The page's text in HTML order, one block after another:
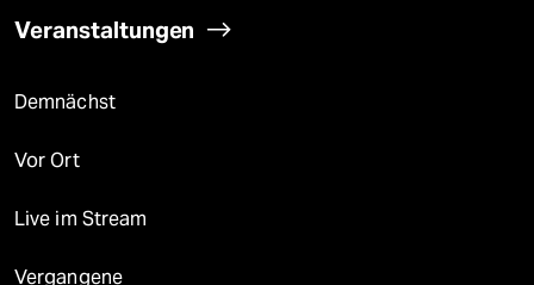
Veranstaltungen
Demnächst
Vor Ort
Live im Stream
Vergangene